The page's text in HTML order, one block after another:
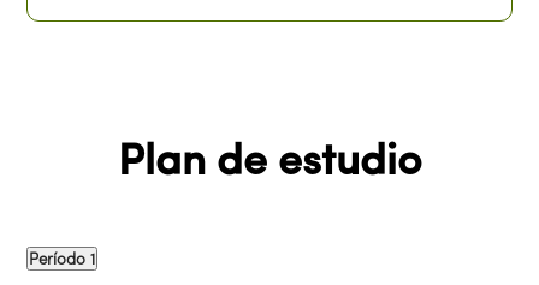
Plan de estudio
Período 1